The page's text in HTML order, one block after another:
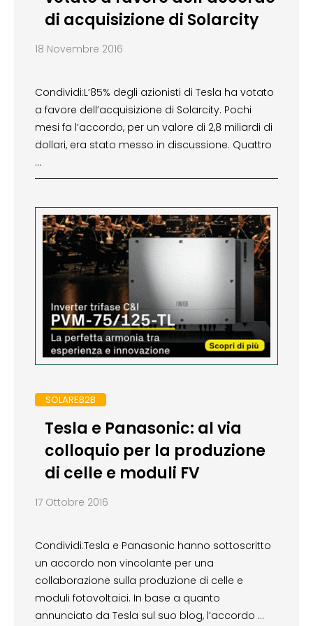
di acquisizione di Solarcity
18 Novembre 2016
Condividi:L’85% degli azionisti di Tesla ha votato
a favore dell’acquisizione di Solarcity. Pochi
mesi fa l’accordo, per un valore di 2,8 miliardi di
dollari, era stato messo in discussione. Quattro
…
SOLAREB2B
Tesla e Panasonic: al via
colloquio per la produzione
di celle e moduli FV
17 Ottobre 2016
Condividi:Tesla e Panasonic hanno sottoscritto
un accordo non vincolante per una
collaborazione sulla produzione di celle e
moduli fotovoltaici. In base a quanto
annunciato da Tesla sul suo blog, l’accordo …